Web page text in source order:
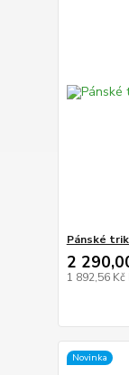
Pánské
2
1 892,56 Kč
Novinka